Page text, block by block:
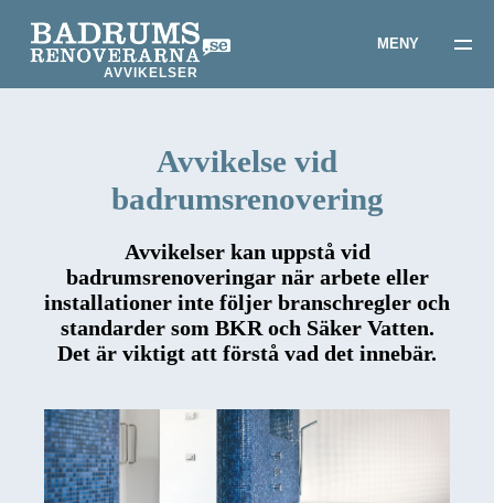
AVVIKELSER
Avvikelse vid
badrumsrenovering
Avvikelser kan uppstå vid
badrumsrenoveringar när arbete eller
installationer inte följer branschregler och
standarder som BKR och Säker Vatten.
Det är viktigt att förstå vad det innebär.